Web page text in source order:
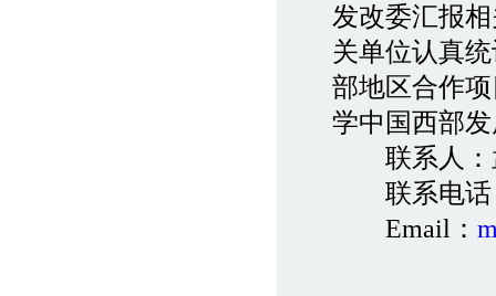
发改委汇报
关单位认真
部地区合作
学中国西部
联系人：
联系电话：
Email：